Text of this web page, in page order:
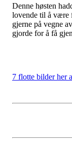
Denne høsten
lovende til å være
gjerne på vegne
gjorde for å få
7 flotte bilder her